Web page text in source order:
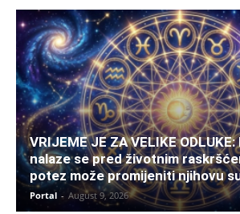
VRIJEME JE ZA VELIKE
nalaze se pred životnim
potez može promijeniti njihovu
Portal - August 9, 2026